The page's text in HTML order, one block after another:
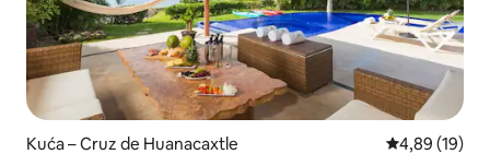
Kuća – Cruz de Huanacaxtle Prosječna
4,89 (19)